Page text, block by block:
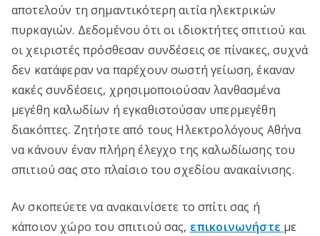
αποτελούν τη σημαντικότερη αιτία ηλεκτρικών
πυρκαγιών. Δεδομένου ότι οι ιδιοκτήτες σπιτιού και
οι χειριστές πρόσθεσαν συνδέσεις σε πίνακες, συχνά
δεν κατάφεραν να παρέχουν σωστή γείωση, έκαναν
κακές συνδέσεις, χρησιμοποιούσαν λανθασμένα
μεγέθη καλωδίων ή εγκαθιστούσαν υπερμεγέθη
διακόπτες. Ζητήστε από τους Ηλεκτρολόγους Αθήνα
να κάνουν έναν πλήρη έλεγχο της καλωδίωσης του
σπιτιού σας στο πλαίσιο του σχεδίου ανακαίνισης.
Αν σκοπεύετε να ανακαινίσετε το σπίτι σας ή
κάποιον χώρο του σπιτιού σας, επικοινωνήστε με